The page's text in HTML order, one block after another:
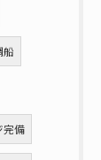
船
完備